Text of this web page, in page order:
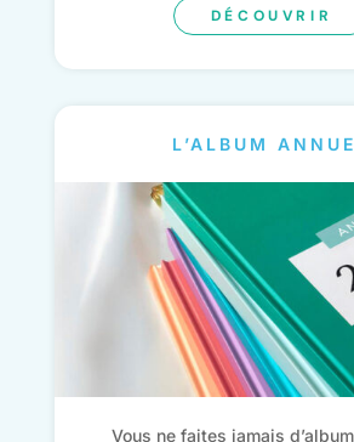
DÉCOUVRIR
L’ALBUM
Vous ne faites jamais